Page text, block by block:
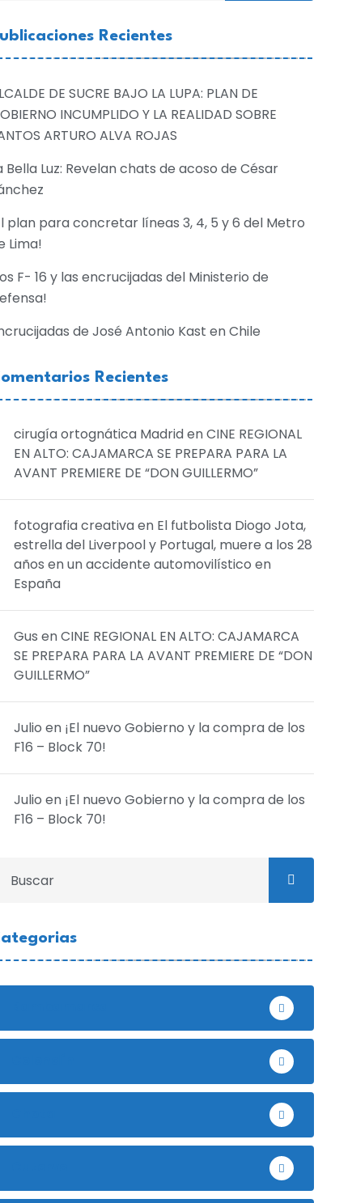
Recientes
DE SUCRE BAJO LA LUPA: PLAN DE
INCUMPLIDO Y LA REALIDAD SOBRE
ARTURO ALVA ROJAS
Bella Luz: Revelan chats de acoso de César
plan para concretar líneas 3, 4, 5 y 6 del Metro
Lima!
F- 16 y las encrucijadas del Ministerio de
de José Antonio Kast en Chile
Recientes
cirugía ortognática MadridenCINE REGIONAL
EN ALTO: CAJAMARCA SE PREPARA PARA LA
AVANT PREMIERE DE “DON GUILLERMO”
fotografia creativaen El futbolista Diogo Jota,
estrella del Liverpool y Portugal, muere a los 28
años en un accidente automovilístico en
España
Gus enCINE REGIONAL EN ALTO: CAJAMARCA
SE PREPARA PARA LA AVANT PREMIERE DE “DON
GUILLERMO”
Julio en ¡El nuevo Gobierno y la compra de los
F16 – Block 70!
Julio en ¡El nuevo Gobierno y la compra de los
F16 – Block 70!